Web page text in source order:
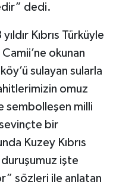
dedi.
Kıbrıs Türküyle
okunan
sulayan sularla
omuz
sembolleşen milli
sevinçte bir
Kuzey Kıbrıs
duruşumuz işte
sözleri ile anlatan